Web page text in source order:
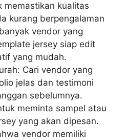
memastikan kualitas
kurang berpengalaman
vendor yang
jersey siap edit
yang mudah.
Cari vendor yang
jelas dan testimoni
sebelumnya.
meminta sampel atau
yang akan dipesan.
vendor memiliki